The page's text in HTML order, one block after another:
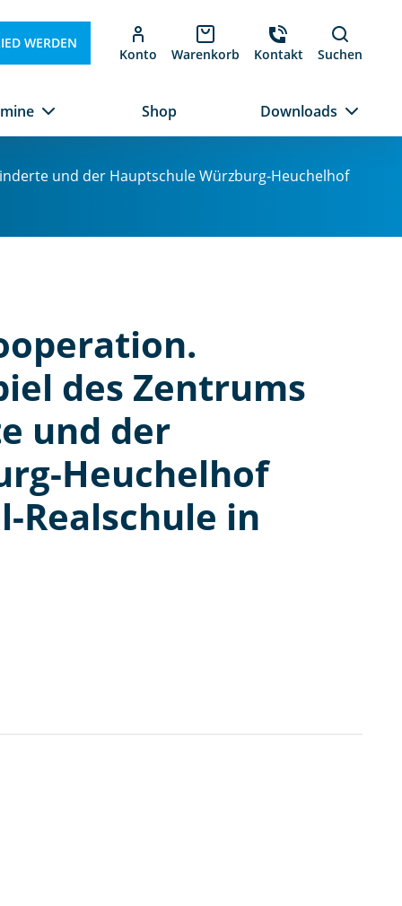
WERDEN
Konto Warenkorb Kontakt Suchen
Shop Downloads
und der Hauptschule Würzburg-Heuchelhof
des Zentrums
und der
Heuchelhof
Realschule in